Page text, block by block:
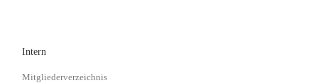
Intern
Mitgliederverzeichnis